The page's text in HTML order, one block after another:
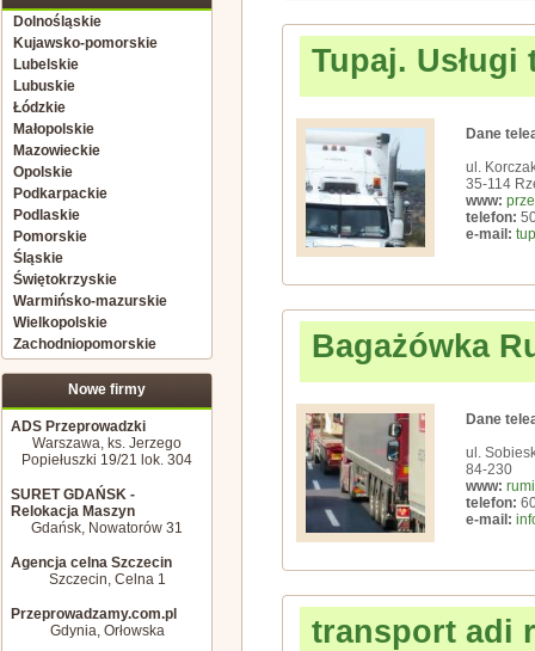
Dolnośląskie
Kujawsko-pomorskie
Lubelskie
Lubuskie
Łódzkie
Małopolskie
Mazowieckie
Opolskie
Podkarpackie
Podlaskie
Pomorskie
Śląskie
Świętokrzyskie
Warmińsko-mazurskie
Wielkopolskie
Zachodniopomorskie
Nowe firmy
ADS Przeprowadzki
Warszawa, ks. Jerzego
Popiełuszki 19/21 lok. 304
SURET GDAŃSK -
Relokacja Maszyn
Gdańsk, Nowatorów 31
Agencja celna Szczecin
Szczecin, Celna 1
Przeprowadzamy.com.pl
Gdynia, Orłowska
Tupaj.
Dane
ul.
35-114
www:
telefon:
e-mail:
Bagażówka
Dane
ul.
84-230
www:
telefon:
e-mail:
transport adi